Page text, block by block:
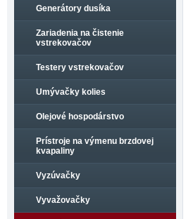
Generátory dusíka
Zariadenia na čistenie
vstrekovačov
Testery vstrekovačov
Umývačky kolies
Olejové hospodárstvo
Prístroje na výmenu brzdovej
kvapaliny
Vyzúvačky
Vyvažovačky